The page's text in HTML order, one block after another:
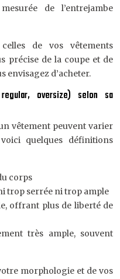
de l’entrejambe
de vos vêtements
précise de la coupe et de
envisagez d’acheter.
oversize) selon sa
vêtement peuvent varier
quelques définitions
corps
trop serrée ni trop ample
offrant plus de liberté de
très ample, souvent
morphologie et de vos